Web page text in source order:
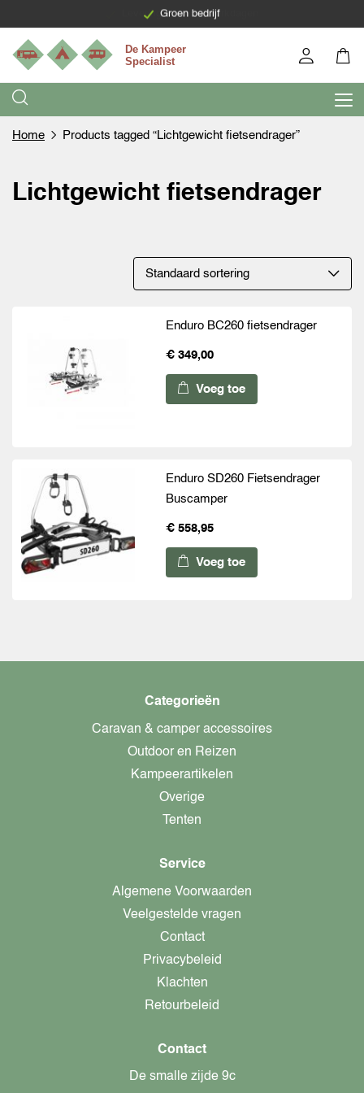
Groen bedrijf
Levering binnen 7 werkdagen
Home Products tagged “Lichtgewicht fietsendrager”
Lichtgewicht fietsendrager
Enduro BC260 fietsendrager
€ 349,00
Voeg toe
Enduro SD260 Fietsendrager
Buscamper
€ 558,95
Voeg toe
Categorieën
Caravan & camper accessoires
Outdoor en Reizen
Kampeerartikelen
Overige
Tenten
Service
Algemene Voorwaarden
Veelgestelde vragen
Contact
Privacybeleid
Klachten
Retourbeleid
Contact
De smalle zijde 9c